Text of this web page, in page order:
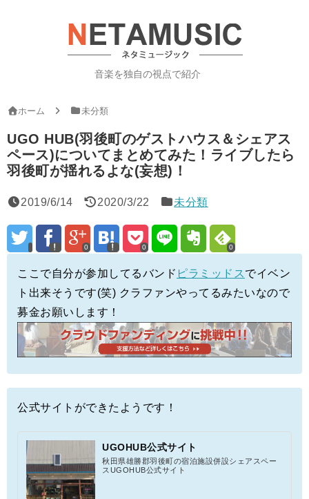
音楽を独自の視点で紹介
ホーム 未分類
UGO HUB(羽後町のゲストハウス＆シェアス
ペース)についてまとめてみた！ライブしたら
羽後町が揺れるよな(妄想)！
2019/6/14 2020/3/22 未分類
0 0 0
ここで自分が参加してるバンド ピラミッドス でイベン
ト出来そうです(笑) クラファンやってるみたいなので
募金お願いします！
公式サイトができたようです！
UGOHUB公式サイト
秋田県雄勝郡羽後町の宿泊施設併設シェアスペー
スUGOHUB公式サイト